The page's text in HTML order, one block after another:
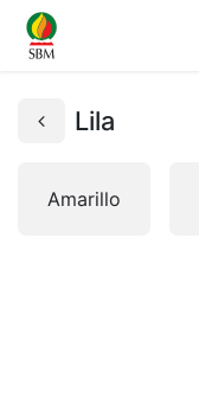
Lila
Amarillo